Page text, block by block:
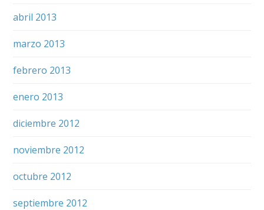
abril 2013
marzo 2013
febrero 2013
enero 2013
diciembre 2012
noviembre 2012
octubre 2012
septiembre 2012